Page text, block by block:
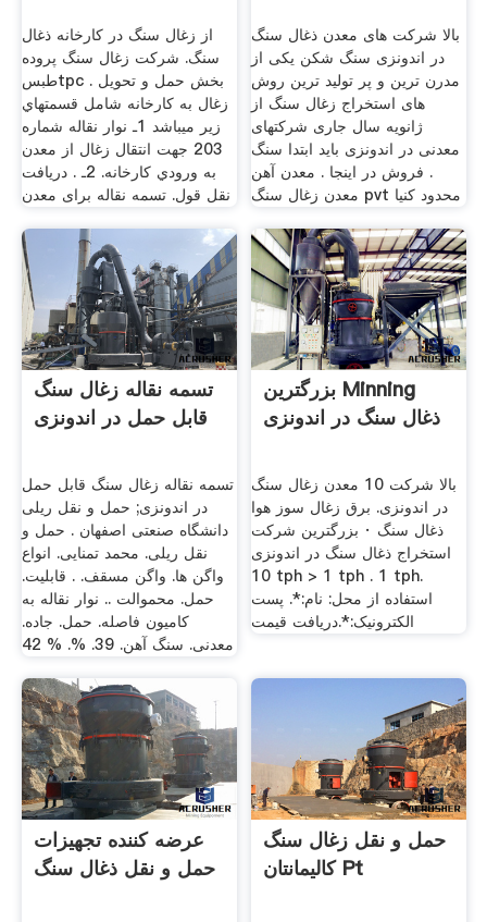
از زغال سنگ در کارخانه ذغال
سنگ. شرکت زغال سنگ پروده
طبسtpc . بخش حمل و تحويل
زغال به کارخانه شامل قسمتهاي
زير مي­باشد 1ـ نوار نقاله شماره
203 جهت انتقال زغال از معدن
به ورودي کارخانه. 2ـ . دریافت
نقل قول. تسمه نقاله برای معدن
بالا شرکت های معدن ذغال سنگ
در اندونزی سنگ شکن یکی از
مدرن ترین و پر تولید ترین روش
های استخراج زغال سنگ از
ژانویه سال جاری شرکتهای
معدنی در اندونزی باید ابتدا سنگ
. فروش در اینجا . معدن آهن
معدن زغال سنگ pvt محدود کنیا
تسمه نقاله زغال سنگ
قابل حمل در اندونزی
تسمه نقاله زغال سنگ قابل حمل
در اندونزی; حمل و نقل ریلی
دانشگاه صنعتی اصفهان . حمل و
نقل ریلی. محمد تمنایی. انواع
واگن ها. واگن مسقف. . قابليت.
حمل. محموالت .. نوار نقاله به
کامیون فاصله. حمل. جاده.
معدنی. سنگ آهن. 39. %. % 42
بزرگترین Minning
ذغال سنگ در اندونزی
بالا شرکت 10 معدن زغال سنگ
در اندونزی. برق زغال سوز هوا
ذغال سنگ · بزرگترین شرکت
استخراج ذغال سنگ در اندونزی
10 tph > 1 tph . 1 tph.
استفاده از محل: نام:*. پست
الکترونیک:*.دریافت قیمت
عرضه کننده تجهیزات
حمل و نقل ذغال سنگ
حمل و نقل زغال سنگ
کالیمانتان Pt